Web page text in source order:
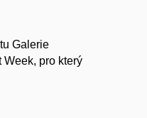
Galerie
pro který